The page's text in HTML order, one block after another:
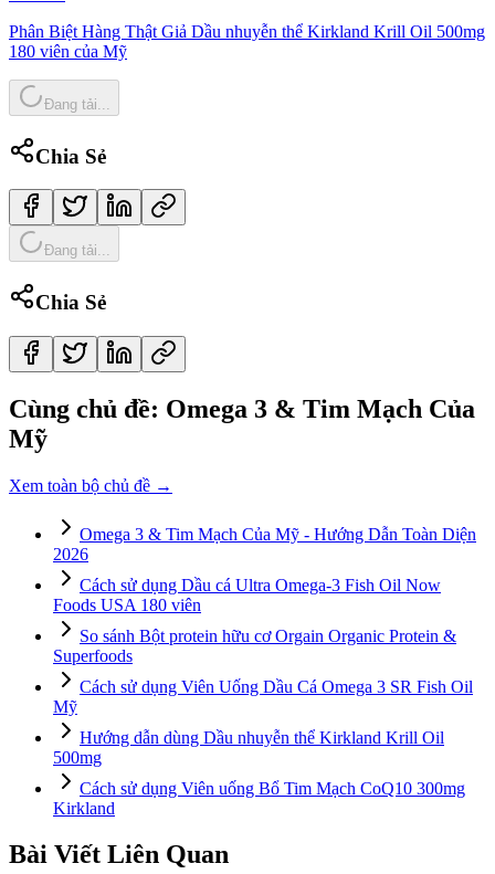
Phân Biệt Hàng Thật Giả Dầu nhuyễn thể Kirkland Krill Oil 500mg
180 viên của Mỹ
Đang tải...
Chia Sẻ
Đang tải...
Chia Sẻ
Cùng chủ đề: Omega 3 & Tim Mạch Của
Mỹ
Xem toàn bộ chủ đề →
Omega 3 & Tim Mạch Của Mỹ - Hướng Dẫn Toàn Diện
2026
Cách sử dụng Dầu cá Ultra Omega-3 Fish Oil Now
Foods USA 180 viên
So sánh Bột protein hữu cơ Orgain Organic Protein &
Superfoods
Cách sử dụng Viên Uống Dầu Cá Omega 3 SR Fish Oil
Mỹ
Hướng dẫn dùng Dầu nhuyễn thể Kirkland Krill Oil
500mg
Cách sử dụng Viên uống Bổ Tim Mạch CoQ10 300mg
Kirkland
Bài Viết Liên Quan